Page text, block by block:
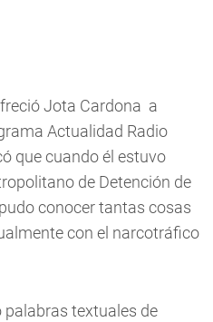
Jota Cardona a
Actualidad Radio
que cuando él estuvo
de Detención de
conocer tantas cosas
con el narcotráfico
palabras textuales de